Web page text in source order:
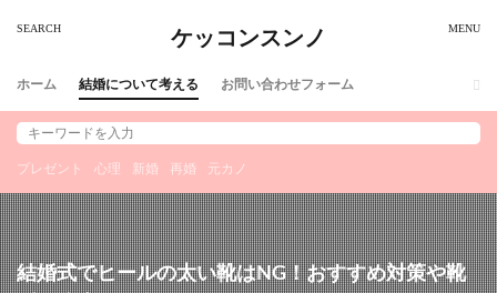
ケッコンスンノ
ホーム 結婚について考える お問い合わせフォーム
プレゼント 心理 新婚 再婚 元カノ
結婚式でヒールの太い靴はNG！おすすめ対策や靴